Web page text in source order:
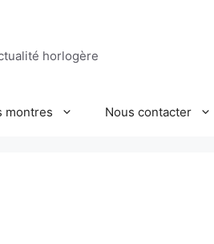
horlogère
montres Nous contacter